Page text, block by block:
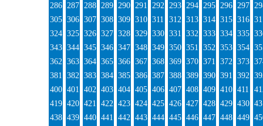
286 287 288 289 290 291 292 293 294 295 296 297
305 306 307 308 309 310 311 312 313 314 315 316
324 325 326 327 328 329 330 331 332 333 334 335
343 344 345 346 347 348 349 350 351 352 353 354
362 363 364 365 366 367 368 369 370 371 372 373
381 382 383 384 385 386 387 388 389 390 391 392
400 401 402 403 404 405 406 407 408 409 410 411
419 420 421 422 423 424 425 426 427 428 429 430
438 439 440 441 442 443 444 445 446 447 448 449